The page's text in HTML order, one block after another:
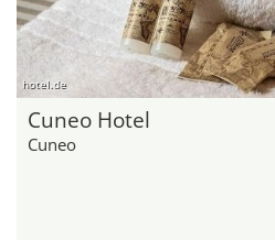
hotel.de
Cuneo Hotel
Cuneo